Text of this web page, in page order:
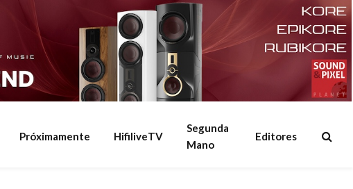
Próximamente HifiliveTV
Segunda
Mano
Editores